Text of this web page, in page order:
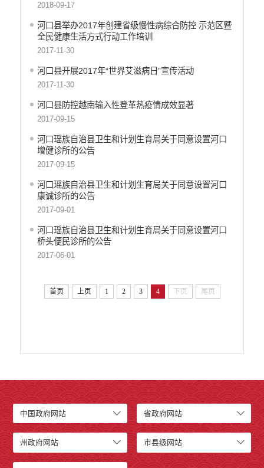
创建国家园林县城
民政信息公开
行政处罚和行政强制
行政事业性收费
政府集中采购
公务员招录
建议提案办理答复
减税降费
重大决策
财政资金直达基层
维稳就业
乡村振兴
养老服务
义务教育
产品质量
涉农补贴
应急预案
安全生产
2018-09-17
河口县举办2017年创建省级慢性病综合防控 示范区暨
全民健康生活方式行动工作培训
2017-11-30
河口县开展2017年“世界艾滋病日”宣传活动
2017-11-30
河口县防控越南输入性登革热疫情成效显著
2017-09-15
河口瑶族自治县卫生和计划生育局关于同意设置河口
增健诊所的公告
2017-09-15
河口瑶族自治县卫生和计划生育局关于同意设置河口
康诚诊所的公告
2017-09-01
河口瑶族自治县卫生和计划生育局关于同意设置河口
桥头便民诊所的公告
2017-06-01
首页 上页 1 2 3 4 下页 尾页
中国政府网站 省政府网站
州政府网站 市县级网站